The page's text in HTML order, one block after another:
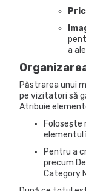
a
Păstrarea unui
pe vizitatori să
Atribuie
Folosește
elementul
Pentru a
precum
Category